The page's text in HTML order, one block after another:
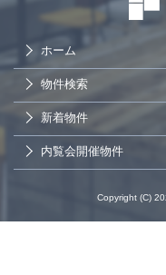
ホーム
物件検索
新着物件
内覧会開催物件
Copyright (C)